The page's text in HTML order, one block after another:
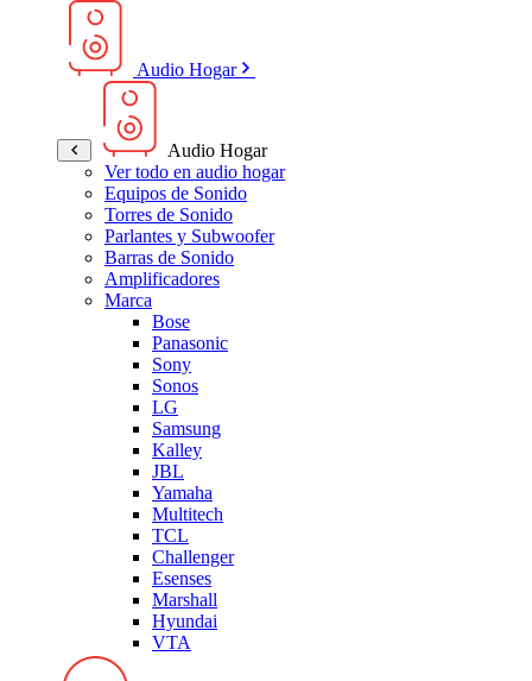
Audio Hogar
Audio Hogar
Ver todo en audio hogar
Equipos de Sonido
Torres de Sonido
Parlantes y Subwoofer
Barras de Sonido
Amplificadores
Marca
Bose
Panasonic
Sony
Sonos
LG
Samsung
Kalley
JBL
Yamaha
Multitech
TCL
Challenger
Esenses
Marshall
Hyundai
VTA